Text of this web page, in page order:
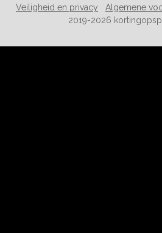
Veiligheid en privacy Algemene
2019-2026